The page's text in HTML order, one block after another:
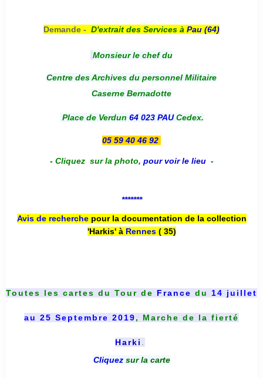
Demande - D'extrait des Services à Pau (64)
Monsieur le chef du
Centre des Archives du personnel Militaire
Caserne Bernadotte
Place de Verdun 64 023 PAUCedex.
05 59 40 46 92
- Cliquez sur la photo, pour voir le lieu -
*******
Avis de recherche pour la documentation de la collection
'Harkis' à Rennes( 35)
Toutes les cartes du Tour de France du 14 juillet
au 25 Septembre 2019, Marche de la fierté
Harki
Cliquez sur la carte